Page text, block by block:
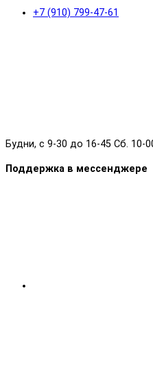
+7 (910) 799-47-61
Будни, с 9-30 до 16-45 Сб. 10-
Поддержка в мессенджере